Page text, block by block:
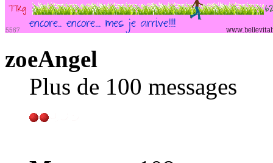
zoeAngel
Plus de 100 messages